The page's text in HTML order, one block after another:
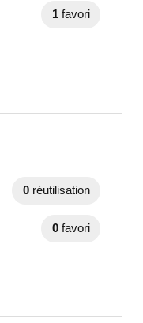
1 favori
0 réutilisation
0 favori